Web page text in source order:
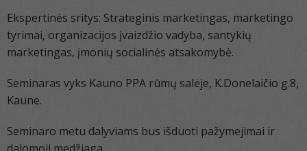
Ekspertinės sritys: Strateginis marketingas, marketingo
tyrimai, organizacijos įvaizdžio vadyba, santykių
marketingas, įmonių socialinės atsakomybė.
Seminaras vyks Kauno PPA rūmų salėje, K.Donelaičio g.8,
Kaune.
Seminaro metu dalyviams bus išduoti pažymejimai ir